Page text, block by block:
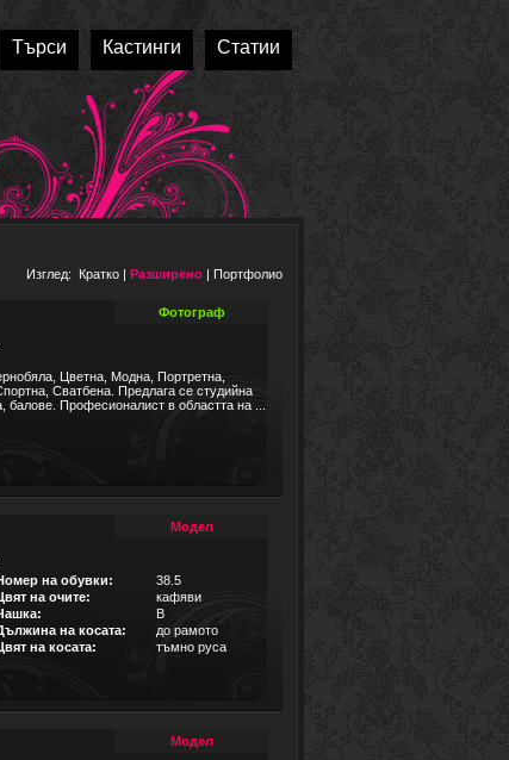
Търси Кастинги Статии
Изглед: Кратко | Разширено | Портфолио
Фотограф
Цветна, Модна, Портретна,
Сватбена. Предлага се студийна
Професионалист в областта на ...
Модел
на обувки:
38.5
на очите:
кафяви
B
на косата:
до рамото
на косата: тъмно руса
Модел